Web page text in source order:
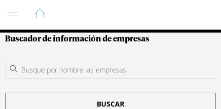
Guía de Empresas Colombianas
Buscador de información de empresas
BUSCAR